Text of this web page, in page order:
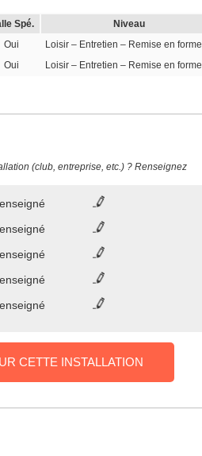
Spé.
Niveau
Oui
Loisir – Entretien – Remise en forme
Oui Loisir – Entretien – Remise en forme
(club, entreprise, etc.) ? Renseignez
CETTE INSTALLATION